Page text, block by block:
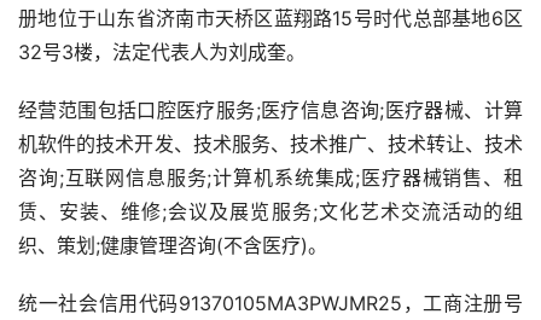
册地位于山东省济南市天桥区蓝翔路15号时代总部基地6区
32号3楼，法定代表人为刘成奎。
经营范围包括口腔医疗服务;医疗信息咨询;医疗器械、计算
机软件的技术开发、技术服务、技术推广、技术转让、技术
咨询;互联网信息服务;计算机系统集成;医疗器械销售、租
赁、安装、维修;会议及展览服务;文化艺术交流活动的组
织、策划;健康管理咨询(不含医疗)。
统一社会信用代码91370105MA3PWJMR25，工商注册号